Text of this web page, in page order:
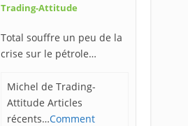
Trading-Attitude
Total souffre un peu de la
crise sur le pétrole…
Michel de Trading-
Attitude Articles
récents…Comment